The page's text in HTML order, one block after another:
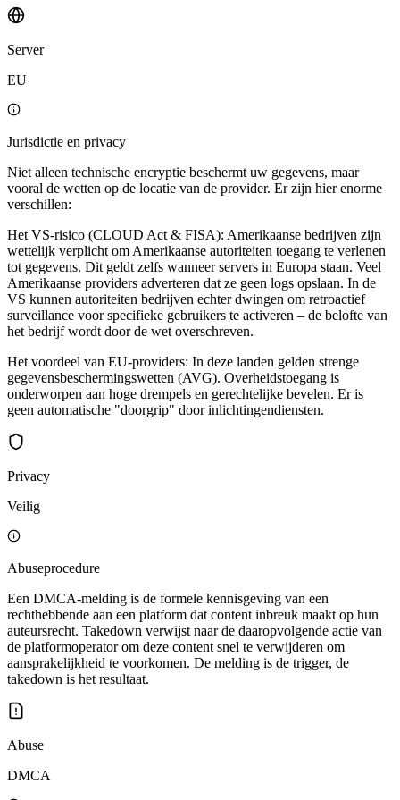
Server
EU
Jurisdictie en privacy
Niet alleen technische encryptie beschermt uw gegevens, maar
vooral de wetten op de locatie van de provider. Er zijn hier enorme
verschillen:
Het VS-risico (CLOUD Act & FISA): Amerikaanse bedrijven zijn
wettelijk verplicht om Amerikaanse autoriteiten toegang te verlenen
tot gegevens. Dit geldt zelfs wanneer servers in Europa staan. Veel
Amerikaanse providers adverteren dat ze geen logs opslaan. In de
VS kunnen autoriteiten bedrijven echter dwingen om retroactief
surveillance voor specifieke gebruikers te activeren – de belofte van
het bedrijf wordt door de wet overschreven.
Het voordeel van EU-providers: In deze landen gelden strenge
gegevensbeschermingswetten (AVG). Overheidstoegang is
onderworpen aan hoge drempels en gerechtelijke bevelen. Er is
geen automatische "doorgrip" door inlichtingendiensten.
Privacy
Veilig
Abuseprocedure
Een DMCA-melding is de formele kennisgeving van een
rechthebbende aan een platform dat content inbreuk maakt op hun
auteursrecht. Takedown verwijst naar de daaropvolgende actie van
de platformoperator om deze content snel te verwijderen om
aansprakelijkheid te voorkomen. De melding is de trigger, de
takedown is het resultaat.
Abuse
DMCA